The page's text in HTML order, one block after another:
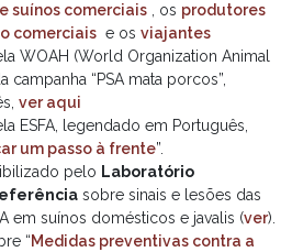
suínos comerciais , os produtores
comerciais e os viajantes
WOAH (World Organization Animal
campanha “PSA mata porcos”,
ver aqui
ESFA, legendado em Português,
um passo à frente”.
pelo Laboratório
sobre sinais e lesões das
em suínos domésticos e javalis (ver).
“Medidas preventivas contra a